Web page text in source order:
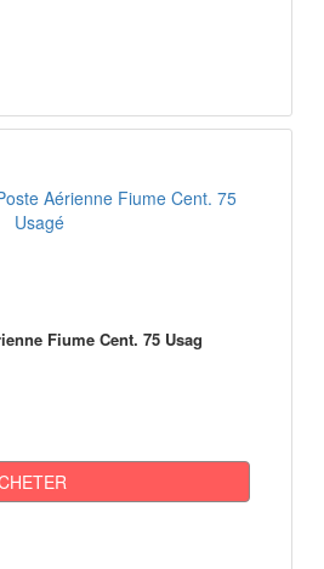
Fiume Cent. 75 Usag